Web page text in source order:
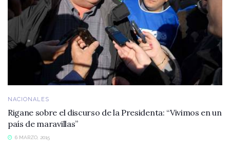
NACIONALES
Rigane sobre el discurso de la Presidenta: “Vivimos en un
país de maravillas”
6 MARZO, 2015